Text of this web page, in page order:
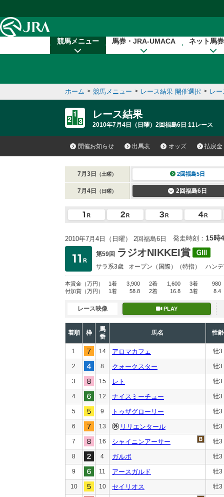
競馬メニュー 馬券・JRA-UMACA ネット馬
ホーム > 競馬メニュー > レース結果 開催選択 > レ
レース結果
2010年7月4日（日曜）2回福島6日 11レース
開催お知らせ 出馬表 オッズ 払戻金
7月3日 （土曜） 2回福島5日
7月4日 （日曜） 2回福島6日
2010年7月4日（日曜） 2回福島6日 発走時刻： 15時
第59回 ラジオNIKKEI賞
サラ系3歳 オープン （国際）（特指） ハンデ
本賞金 （万円） 1着 3,900 2着 1,600 3着
980
付加賞 （万円） 1着 58.8 2着 16.8 3着 8.4
レース映像 PLAY
着順 枠
馬
番
馬名 性齢
1 14 アロマカフェ 牡3
2 8 クォークスター 牡3
3 15 レト 牡3
4 12 ナイスミーチュー 牡3
5 9 トゥザグローリー 牡3
6 13 リリエンタール 牡3
7 16 シャイニンアーサー 牡3
8 4 ガルボ 牡3
9 11 アースガルド 牡3
10 10 セイリオス 牡3